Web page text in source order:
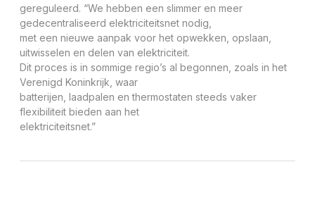
gereguleerd. “We hebben een slimmer en meer
gedecentraliseerd elektriciteitsnet nodig,
met een nieuwe aanpak voor het opwekken, opslaan,
uitwisselen en delen van elektriciteit.
Dit proces is in sommige regio’s al begonnen, zoals in het
Verenigd Koninkrijk, waar
batterijen, laadpalen en thermostaten steeds vaker
flexibiliteit bieden aan het
elektriciteitsnet.”